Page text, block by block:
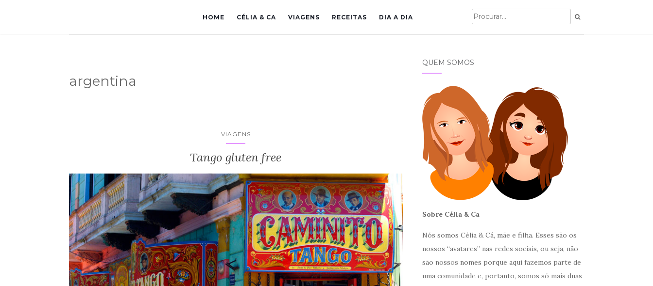
HOME CÉLIA & CA VIAGENS RECEITAS DIA A DIA
argentina
VIAGENS
Tango gluten free
QUEM SOMOS
Sobre Célia & Ca
Nós somos Célia & Cá, mãe e filha. Esses são os
nossos “avatares” nas redes sociais, ou seja, não
são nossos nomes porque aqui fazemos parte de
uma comunidade e, portanto, somos só mais duas